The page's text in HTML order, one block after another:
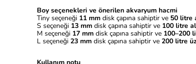
Boy seçenekleri ve önerilen akvaryum hacmi
Tiny seçeneği 11 mm disk çapına sahiptir ve 50 litre
S seçeneği 13 mm disk çapına sahiptir ve 100 litre
M seçeneği 17 mm disk çapına sahiptir ve 100–200
L seçeneği 23 mm disk çapına sahiptir ve 200 litre